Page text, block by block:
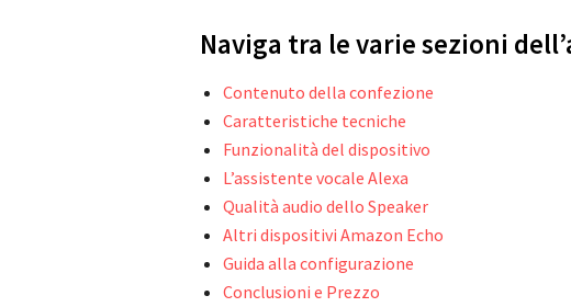
Naviga tra le varie sezioni
Contenuto della confezione
Caratteristiche tecniche
Funzionalità del dispositivo
L’assistente vocale Alexa
Qualità audio dello Speaker
Altri dispositivi Amazon Echo
Guida alla configurazione
Conclusioni e Prezzo